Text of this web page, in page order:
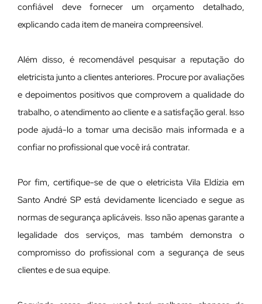
confiável deve fornecer um orçamento detalhado,
explicando cada item de maneira compreensível.
Além disso, é recomendável pesquisar a reputação do
eletricista junto a clientes anteriores. Procure por avaliações
e depoimentos positivos que comprovem a qualidade do
trabalho, o atendimento ao cliente e a satisfação geral. Isso
pode ajudá-lo a tomar uma decisão mais informada e a
confiar no profissional que você irá contratar.
Por fim, certifique-se de que o eletricista Vila Eldízia em
Santo André SP está devidamente licenciado e segue as
normas de segurança aplicáveis. Isso não apenas garante a
legalidade dos serviços, mas também demonstra o
compromisso do profissional com a segurança de seus
clientes e de sua equipe.